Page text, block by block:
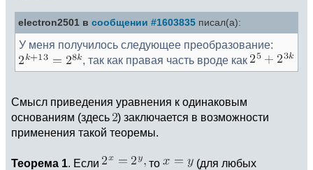
electron2501 в сообщении #1603835 писал(а):
У меня получилось следующее преобразование:
, так как правая часть вроде как
Смысл приведения уравнения к одинаковым
основаниям (здесь
) заключается в возможности
применения такой теоремы.
Теорема 1. Если то
(для любых